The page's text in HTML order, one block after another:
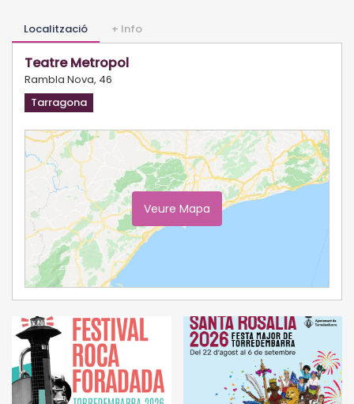
Localització + Info
Teatre Metropol
Rambla Nova, 46
Tarragona
Veure Mapa